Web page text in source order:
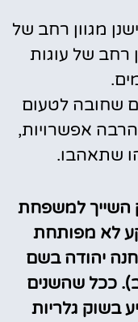
מגוון רחב של
רחב של עוגות
שחובה לטעום
אפשרויות,
שתאהבו.
הוקם שוק השייך למשפחת
[4] על קרקע לא מפותחת
יהודה בשם
ככל שהשנים
בשוק גלריות